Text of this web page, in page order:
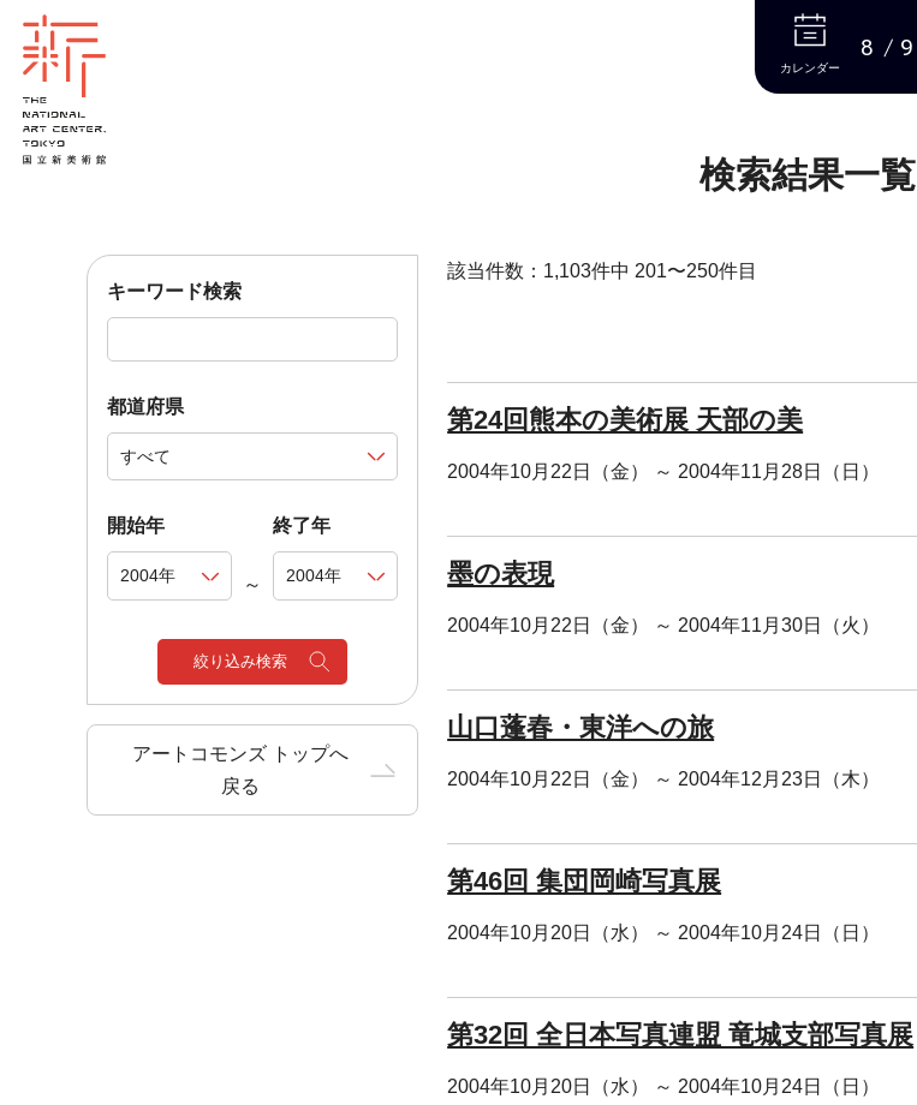
本文へ
カレンダー
8 9
検索結果一覧
キーワード検索
都道府県
開始年
～
終了年
絞り込み検索
アートコモンズ トップへ
戻る
該当件数：1,103件中 201〜250件目
第24回熊本の美術展 天部の美
2004年10月22日（金） ～ 2004年11月28日（日）
墨の表現
2004年10月22日（金） ～ 2004年11月30日（火）
山口蓬春・東洋への旅
2004年10月22日（金） ～ 2004年12月23日（木）
第46回 集団岡崎写真展
2004年10月20日（水） ～ 2004年10月24日（日）
第32回 全日本写真連盟 竜城支部写真展
2004年10月20日（水） ～ 2004年10月24日（日）